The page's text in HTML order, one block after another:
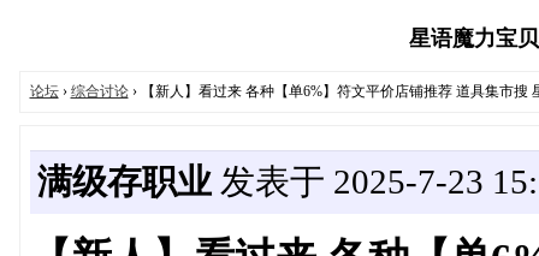
星语魔力宝
论坛› 综合讨论› 【新人】看过来 各种【单6%】符文平价店铺推荐 道具集市搜
满级存职业发表于 2025-7-23